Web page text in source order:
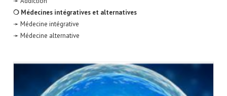
❍ Médecines intégratives et alternatives
➛ Médecine intégrative
➛ Médecine alternative